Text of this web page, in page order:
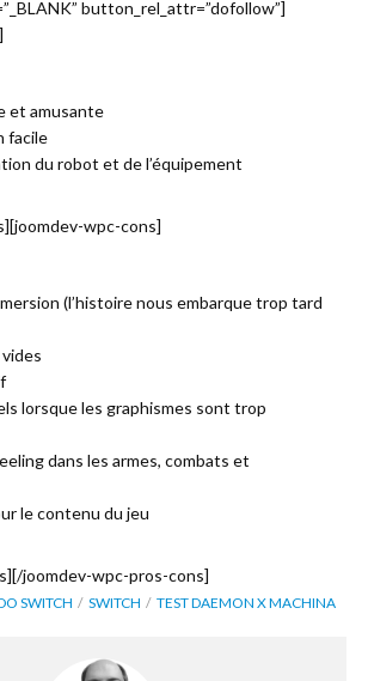
button_rel_attr=”dofollow”]
et amusante
facile
du robot et de l’équipement
wpc-cons]
(l’histoire nous embarque trop tard
lorsque les graphismes sont trop
dans les armes, combats et
le contenu du jeu
joomdev-wpc-pros-cons]
SWITCH SWITCH TEST DAEMON X MACHINA